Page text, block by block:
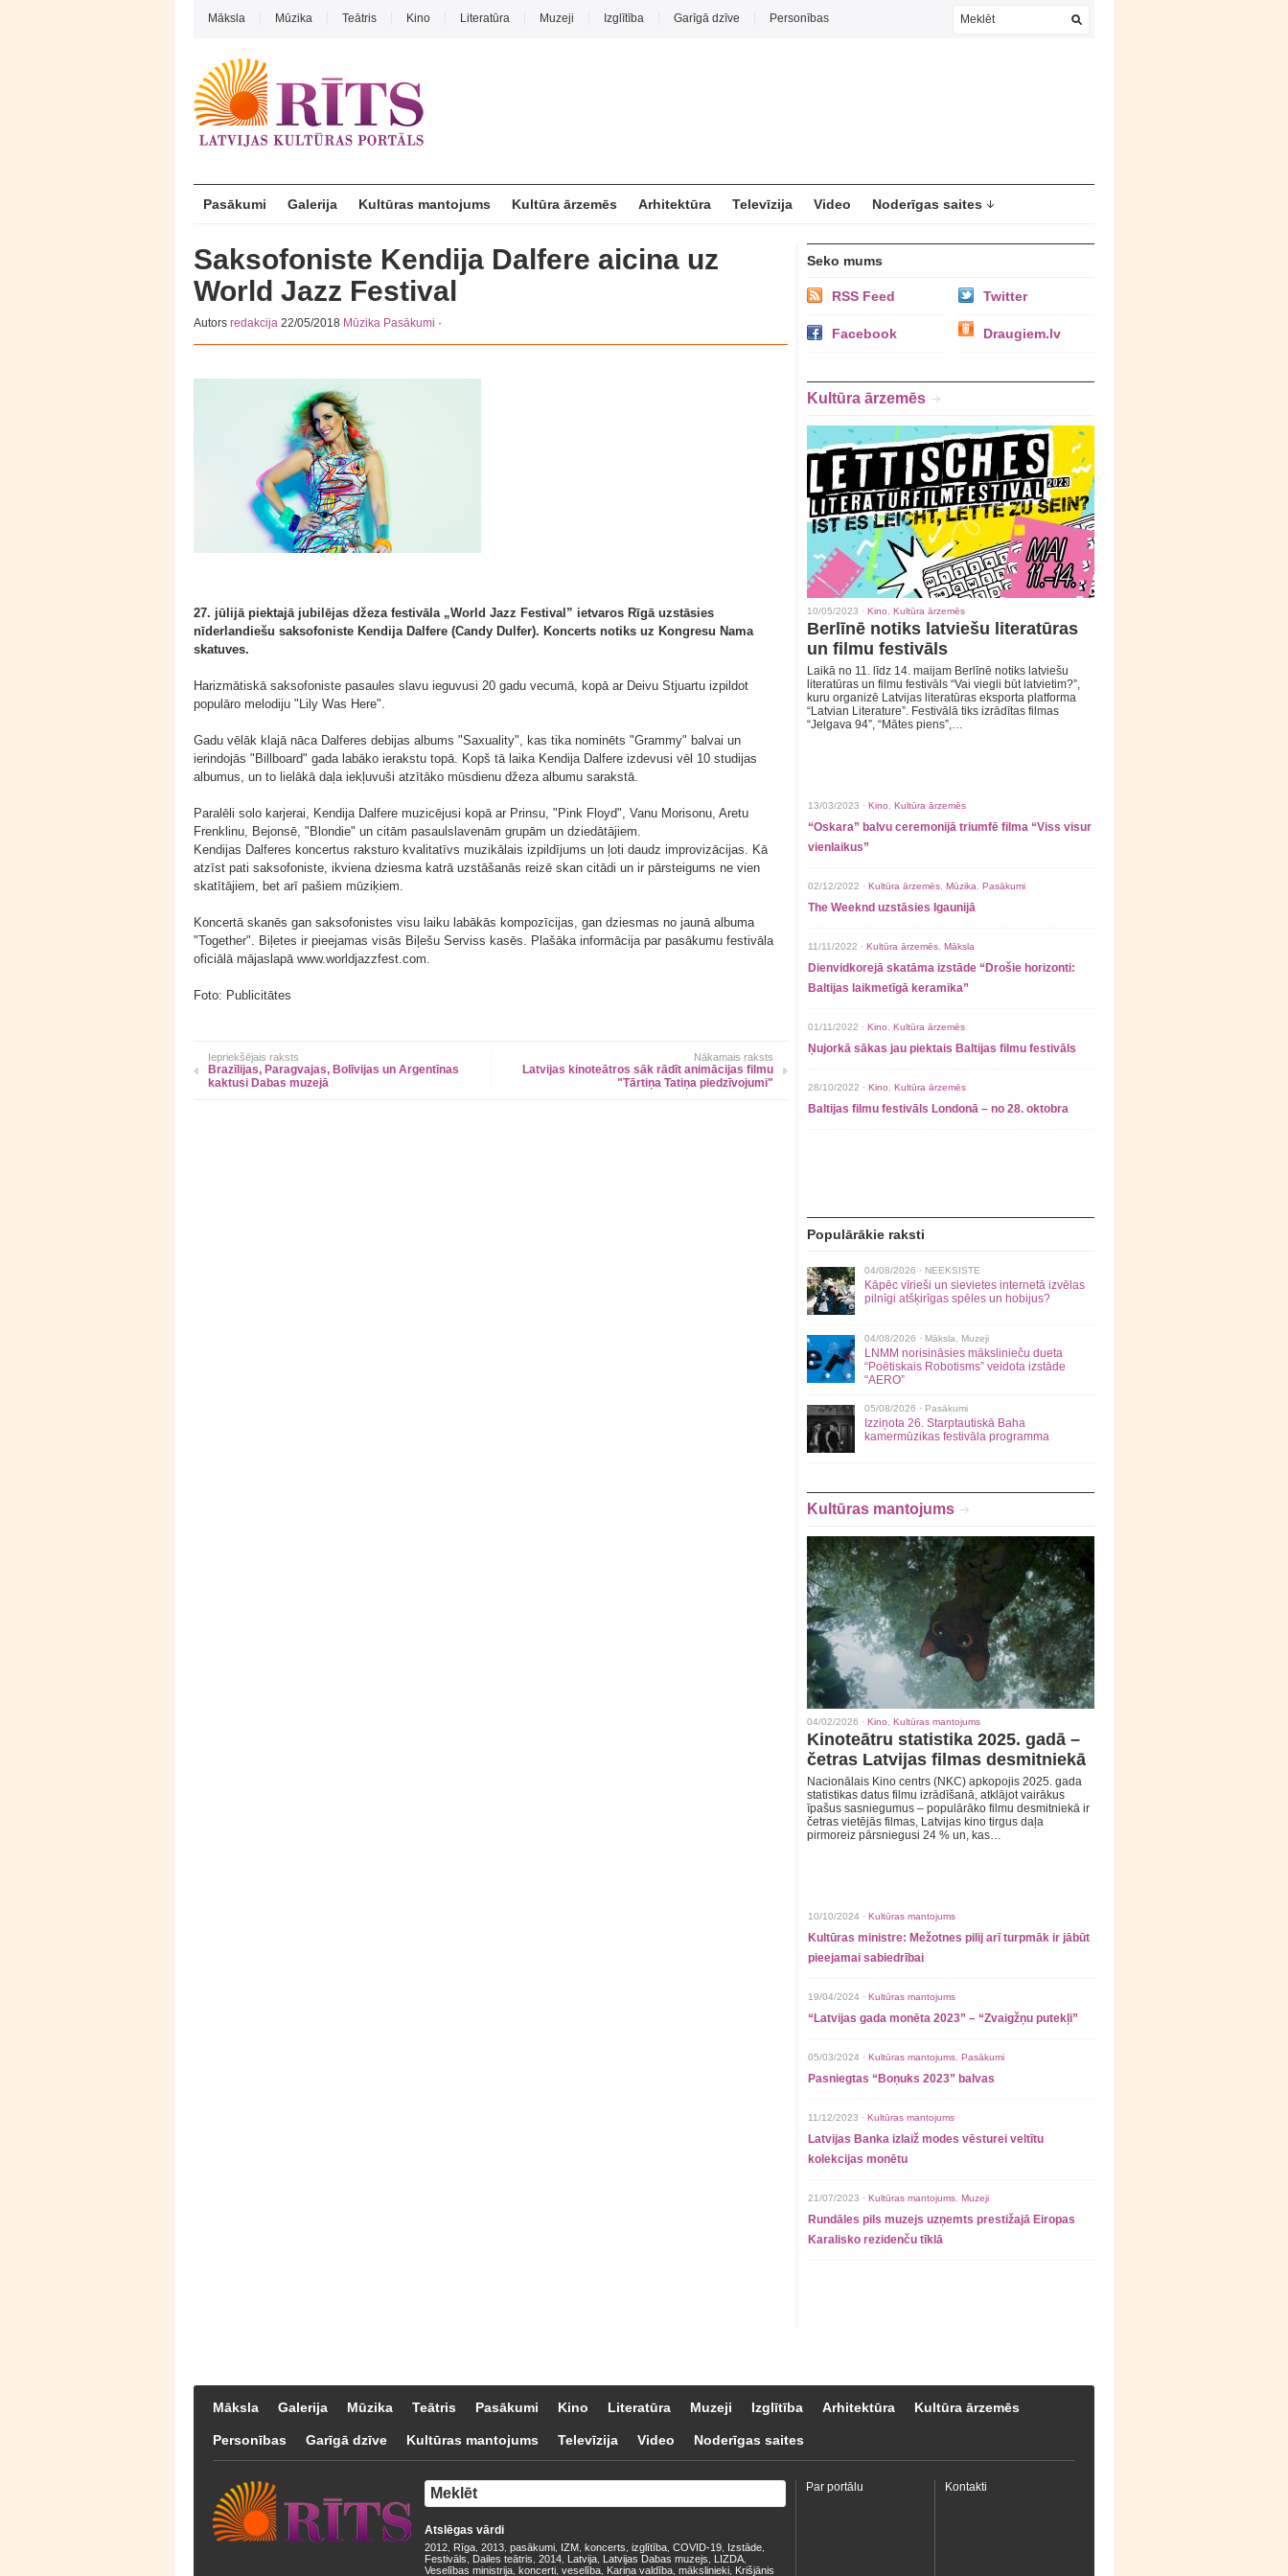
Māksla Mūzika Teātris Kino Literatūra Muzeji Izglītība Garīgā dzīve Personības
Pasākumi Galerija Kultūras mantojums Kultūra ārzemēs Arhitektūra Televīzija Video Noderīgas saites
Saksofoniste Kendija Dalfere aicina uz
World Jazz Festival
Autors redakcija 22/05/2018 Mūzika Pasākumi ·
27. jūlijā piektajā jubilējas džeza festivāla „World Jazz Festival” ietvaros Rīgā uzstāsies
nīderlandiešu saksofoniste Kendija Dalfere (Candy Dulfer). Koncerts notiks uz Kongresu Nama
skatuves.
Harizmātiskā saksofoniste pasaules slavu ieguvusi 20 gadu vecumā, kopā ar Deivu Stjuartu izpildot
populāro melodiju "Lily Was Here".
Gadu vēlāk klajā nāca Dalferes debijas albums "Saxuality", kas tika nominēts "Grammy" balvai un
ierindojās "Billboard" gada labāko ierakstu topā. Kopš tā laika Kendija Dalfere izdevusi vēl 10 studijas
albumus, un to lielākā daļa iekļuvuši atzītāko mūsdienu džeza albumu sarakstā.
Paralēli solo karjerai, Kendija Dalfere muzicējusi kopā ar Prinsu, "Pink Floyd", Vanu Morisonu, Aretu
Frenklinu, Bejonsē, "Blondie" un citām pasaulslavenām grupām un dziedātājiem.
Kendijas Dalferes koncertus raksturo kvalitatīvs muzikālais izpildījums un ļoti daudz improvizācijas. Kā
atzīst pati saksofoniste, ikviena dziesma katrā uzstāšanās reizē skan citādi un ir pārsteigums ne vien
skatītājiem, bet arī pašiem mūziķiem.
Koncertā skanēs gan saksofonistes visu laiku labākās kompozīcijas, gan dziesmas no jaunā albuma
"Together". Biļetes ir pieejamas visās Biļešu Serviss kasēs. Plašāka informācija par pasākumu festivāla
oficiālā mājaslapā www.worldjazzfest.com.
Foto: Publicitātes
Iepriekšējais raksts
Brazīlijas, Paragvajas, Bolīvijas un Argentīnas
kaktusi Dabas muzejā
Nākamais raksts
Latvijas kinoteātros sāk rādīt animācijas filmu
"Tārtiņa Tatiņa piedzīvojumi"
Seko mums
RSS Feed Twitter
Facebook Draugiem.lv
Kultūra ārzemēs
10/05/2023 · Kino Kultūra ārzemēs
Berlīnē notiks latviešu literatūras
un filmu festivāls
Laikā no 11. līdz 14. maijam Berlīnē notiks latviešu
literatūras un filmu festivāls “Vai viegli būt latvietim?”,
kuru organizē Latvijas literatūras eksporta platforma
“Latvian Literature”. Festivālā tiks izrādītas filmas
“Jelgava 94”, “Mātes piens”,…
13/03/2023 · Kino Kultūra ārzemēs
“Oskara” balvu ceremonijā triumfē filma “Viss visur
vienlaikus”
02/12/2022 · Kultūra ārzemēs Mūzika Pasākumi
The Weeknd uzstāsies Igaunijā
11/11/2022 · Kultūra ārzemēs Māksla
Dienvidkorejā skatāma izstāde “Drošie horizonti:
Baltijas laikmetīgā keramika”
01/11/2022 · Kino Kultūra ārzemēs
Ņujorkā sākas jau piektais Baltijas filmu festivāls
28/10/2022 · Kino Kultūra ārzemēs
Baltijas filmu festivāls Londonā – no 28. oktobra
Populārākie raksti
04/08/2026 · NEEKSISTE
Kāpēc vīrieši un sievietes internetā izvēlas
pilnīgi atšķirīgas spēles un hobijus?
04/08/2026 · Māksla Muzeji
LNMM norisināsies mākslinieču dueta
“Poētiskais Robotisms” veidota izstāde
“AERO”
05/08/2026 · Pasākumi
Izziņota 26. Starptautiskā Baha
kamermūzikas festivāla programma
Kultūras mantojums
04/02/2026 · Kino Kultūras mantojums
Kinoteātru statistika 2025. gadā –
četras Latvijas filmas desmitniekā
Nacionālais Kino centrs (NKC) apkopojis 2025. gada
statistikas datus filmu izrādīšanā, atklājot vairākus
īpašus sasniegumus – populārāko filmu desmitniekā ir
četras vietējās filmas, Latvijas kino tirgus daļa
pirmoreiz pārsniegusi 24 % un, kas…
10/10/2024 · Kultūras mantojums
Kultūras ministre: Mežotnes pilij arī turpmāk ir jābūt
pieejamai sabiedrībai
19/04/2024 · Kultūras mantojums
“Latvijas gada monēta 2023” – “Zvaigžņu putekļi”
05/03/2024 · Kultūras mantojums Pasākumi
Pasniegtas “Boņuks 2023” balvas
11/12/2023 · Kultūras mantojums
Latvijas Banka izlaiž modes vēsturei veltītu
kolekcijas monētu
21/07/2023 · Kultūras mantojums Muzeji
Rundāles pils muzejs uzņemts prestižajā Eiropas
Karalisko rezidenču tīklā
Māksla Galerija Mūzika Teātris Pasākumi Kino Literatūra Muzeji Izglītība Arhitektūra Kultūra ārzemēs
Personības Garīgā dzīve Kultūras mantojums Televīzija Video Noderīgas saites
Atslēgas vārdi
2012 Rīga 2013 pasākumi IZM koncerts izglītība COVID-19 Izstāde
Festivāls Dailes teātris 2014 Latvija Latvijas Dabas muzejs LIZDA
Veselības ministrija koncerti veselība Kariņa valdība mākslinieki Krišjānis
Par portālu Kontakti